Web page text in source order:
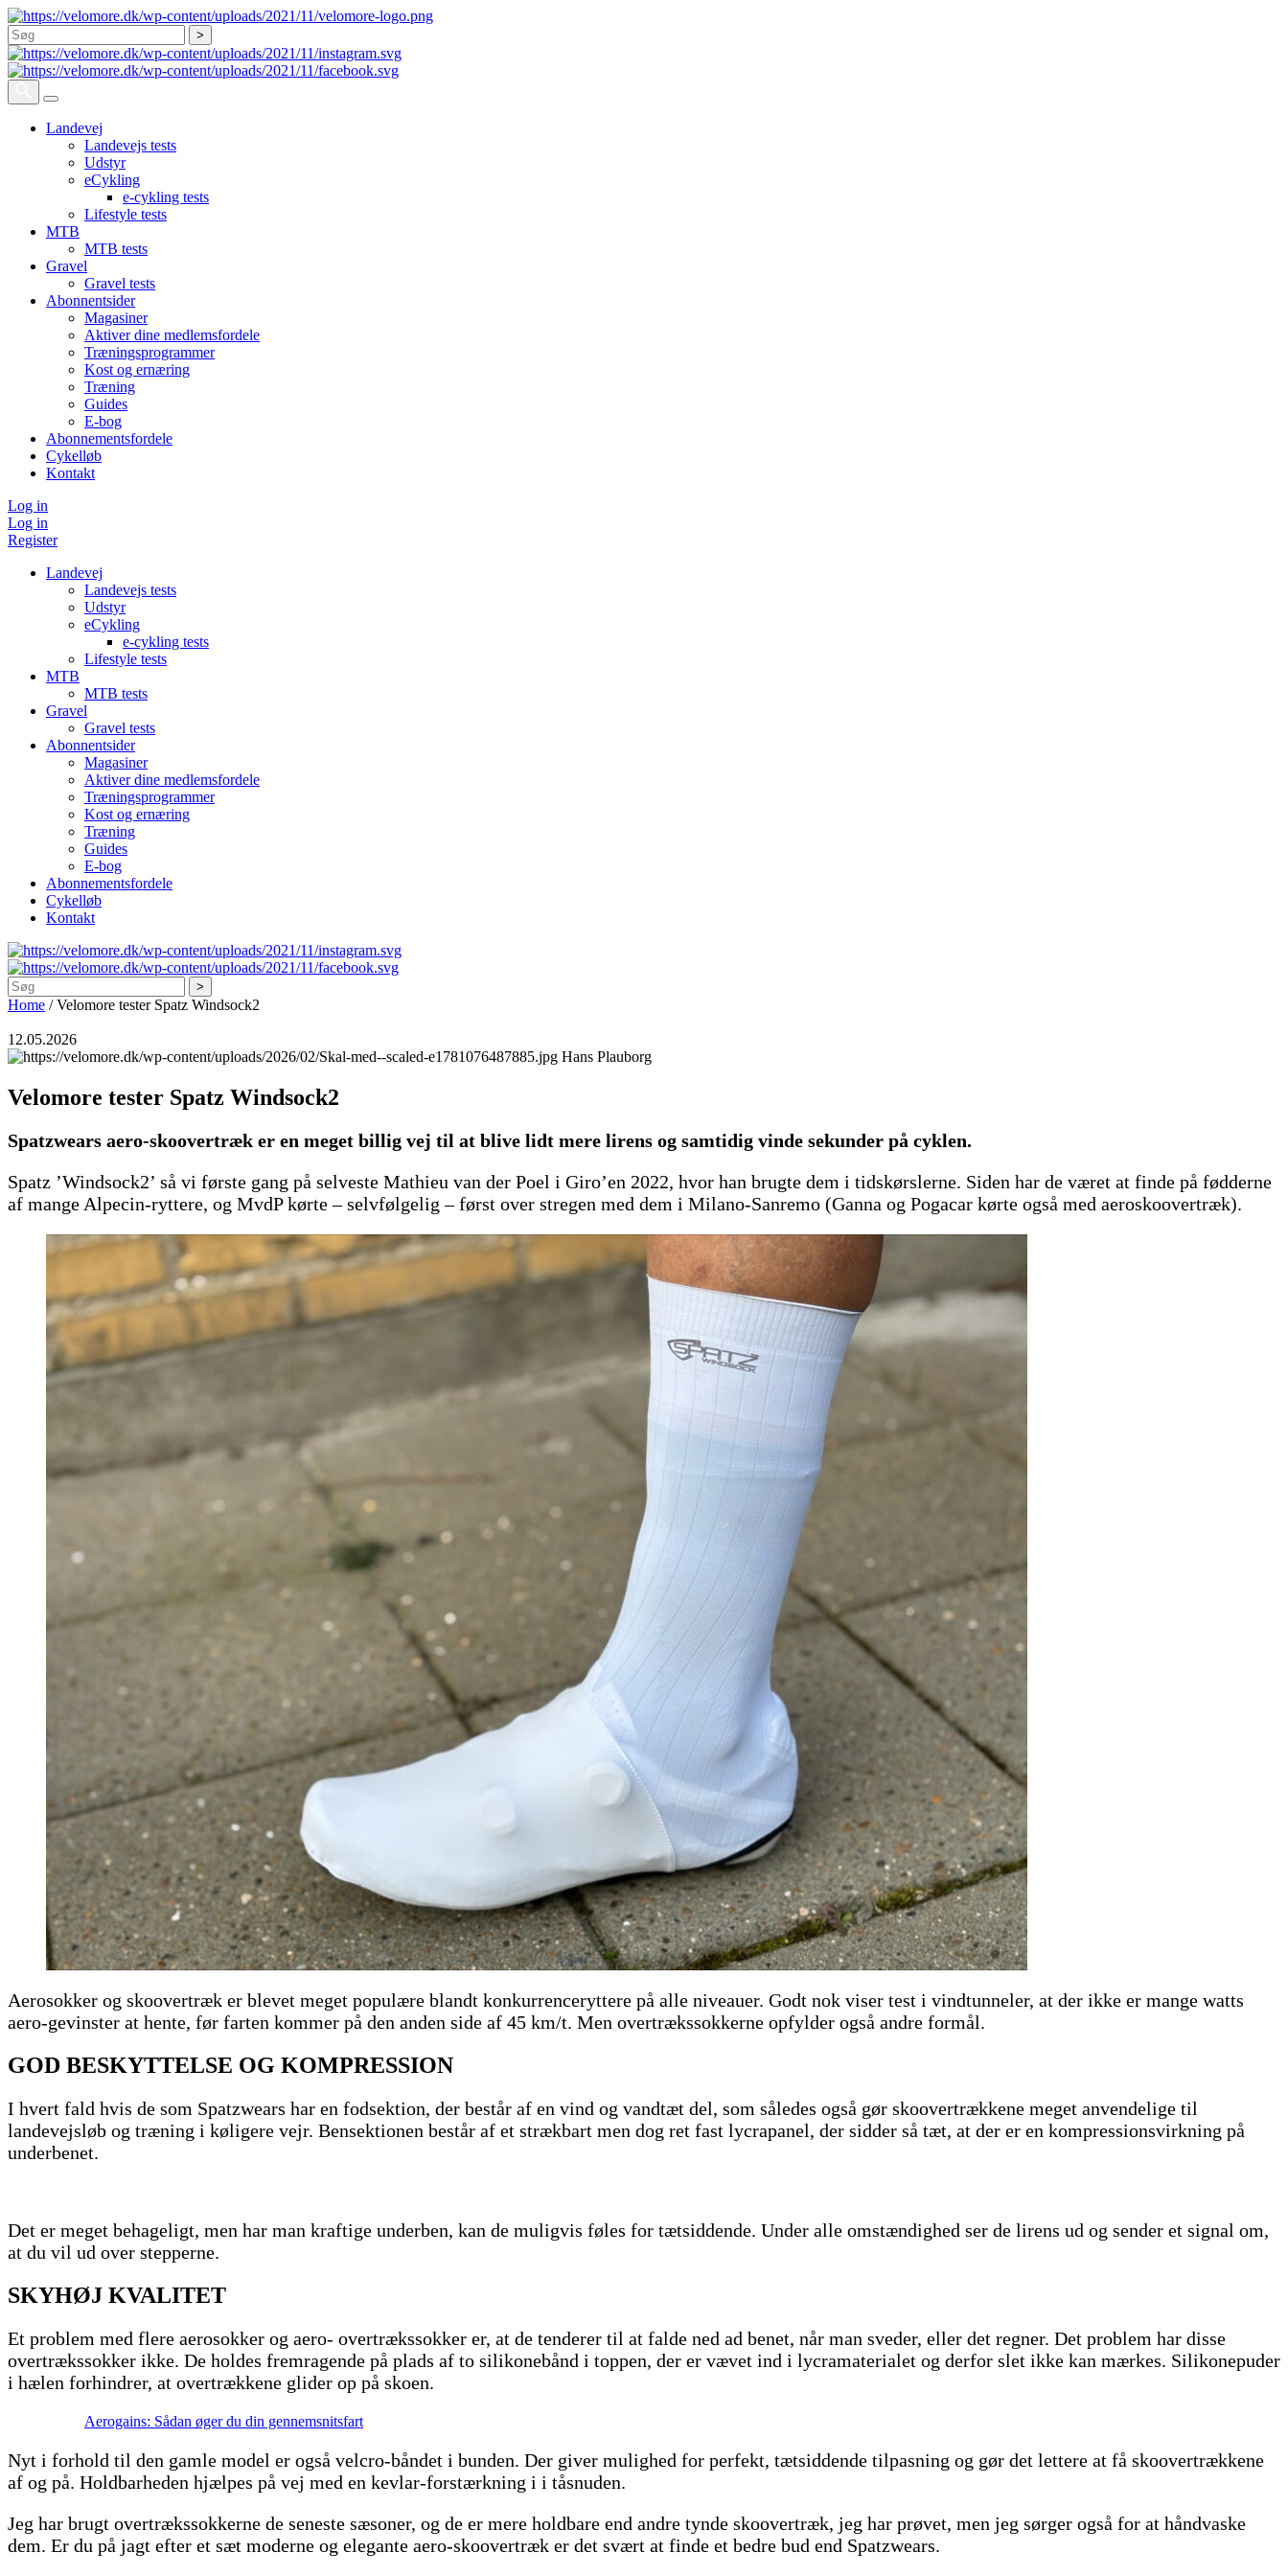
Søg
Landevej
Landevejs tests
Udstyr
eCykling
e-cykling tests
Lifestyle tests
MTB
MTB tests
Gravel
Gravel tests
Abonnentsider
Magasiner
Aktiver dine medlemsfordele
Træningsprogrammer
Kost og ernæring
Træning
Guides
E-bog
Abonnementsfordele
Cykelløb
Kontakt
Log in
Log in
Register
Landevej
Landevejs tests
Udstyr
eCykling
e-cykling tests
Lifestyle tests
MTB
MTB tests
Gravel
Gravel tests
Abonnentsider
Magasiner
Aktiver dine medlemsfordele
Træningsprogrammer
Kost og ernæring
Træning
Guides
E-bog
Abonnementsfordele
Cykelløb
Kontakt
Søg
Home /Velomore tester Spatz Windsock2
12.05.2026
Hans Plauborg
Velomore tester Spatz Windsock2
Spatzwears aero-skoovertræk er en meget billig vej til at blive lidt mere lirens og samtidig vinde sekunder på cyklen.
Spatz ’Windsock2’ så vi første gang på selveste Mathieu van der Poel i Giro’en 2022, hvor han brugte dem i tidskørslerne. Siden har de været at finde på fødderne
af mange Alpecin-ryttere, og MvdP kørte – selvfølgelig – først over stregen med dem i Milano-Sanremo (Ganna og Pogacar kørte også med aeroskoovertræk).
Aerosokker og skoovertræk er blevet meget populære blandt konkurrenceryttere på alle niveauer. Godt nok viser test i vindtunneler, at der ikke er mange watts
aero-gevinster at hente, før farten kommer på den anden side af 45 km/t. Men overtrækssokkerne opfylder også andre formål.
GOD BESKYTTELSE OG KOMPRESSION
I hvert fald hvis de som Spatzwears har en fodsektion, der består af en vind og vandtæt del, som således også gør skoovertrækkene meget anvendelige til
landevejsløb og træning i køligere vejr. Bensektionen består af et strækbart men dog ret fast lycrapanel, der sidder så tæt, at der er en kompressionsvirkning på
underbenet.
Det er meget behageligt, men har man kraftige underben, kan de muligvis føles for tætsiddende. Under alle omstændighed ser de lirens ud og sender et signal om,
at du vil ud over stepperne.
SKYHØJ KVALITET
Et problem med flere aerosokker og aero- overtrækssokker er, at de tenderer til at falde ned ad benet, når man sveder, eller det regner. Det problem har disse
overtrækssokker ikke. De holdes fremragende på plads af to silikonebånd i toppen, der er vævet ind i lycramaterialet og derfor slet ikke kan mærkes. Silikonepuder
i hælen forhindrer, at overtrækkene glider op på skoen.
Aerogains: Sådan øger du din gennemsnitsfart
Nyt i forhold til den gamle model er også velcro-båndet i bunden. Der giver mulighed for perfekt, tætsiddende tilpasning og gør det lettere at få skoovertrækkene
af og på. Holdbarheden hjælpes på vej med en kevlar-forstærkning i i tåsnuden.
Jeg har brugt overtrækssokkerne de seneste sæsoner, og de er mere holdbare end andre tynde skoovertræk, jeg har prøvet, men jeg sørger også for at håndvaske
dem. Er du på jagt efter et sæt moderne og elegante aero-skoovertræk er det svært at finde et bedre bud end Spatzwears.